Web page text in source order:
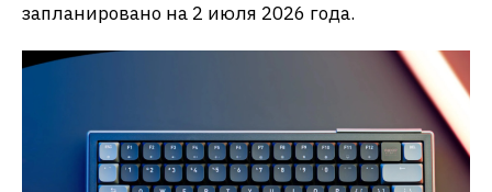
запланировано на 2 июля 2026 года.